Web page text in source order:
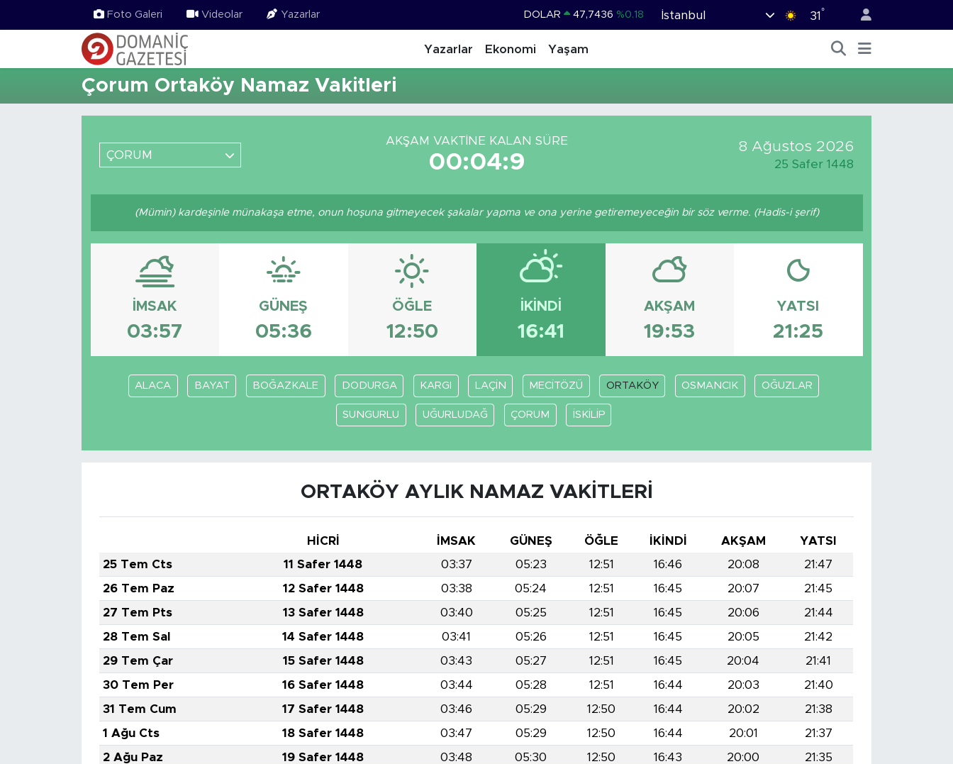
Foto Galeri Videolar Yazarlar DOLAR 47,7436 %0.18
STERLİN 64,4811 %0.38
BİST100 13.779 %-14
BITCOIN 64.944,08
İstanbul 31 °
Yazarlar Ekonomi Yaşam
Çorum Ortaköy Namaz Vakitleri
ÇORUM
AKŞAM VAKTINE KALAN SÜRE
00:04:9
8 Ağustos 2026
25 Safer 1448
(Mümin) kardeşinle münakaşa etme, onun hoşuna gitmeyecek şakalar yapma ve ona yerine getiremeyeceğin bir söz verme. (Hadis-i şerif)
İMSAK
03:57
GÜNEŞ
05:36
ÖĞLE
12:50
İKINDI
16:41
AKŞAM
19:53
YATSI
21:25
ALACA BAYAT BOĞAZKALE DODURGA KARGI LAÇİN MECİTÖZÜ ORTAKÖY OSMANCIK OĞUZLAR
SUNGURLU UĞURLUDAĞ ÇORUM İSKİLİP
ORTAKÖY AYLIK NAMAZ VAKITLERI
HİCRİ İMSAK GÜNEŞ ÖĞLE İKINDI AKŞAM
YATSI
25 Tem Cts
11 Safer 1448 03:37 05:23 12:51 16:46 20:08
21:47
26 Tem Paz
12 Safer 1448 03:38 05:24 12:51 16:45 20:07
21:45
27 Tem Pts
13 Safer 1448 03:40 05:25 12:51 16:45 20:06
21:44
28 Tem Sal
14 Safer 1448 03:41 05:26 12:51 16:45 20:05
21:42
29 Tem Çar
15 Safer 1448 03:43 05:27 12:51 16:45 20:04
21:41
30 Tem Per
16 Safer 1448 03:44 05:28 12:51 16:44 20:03
21:40
31 Tem Cum
17 Safer 1448 03:46 05:29 12:50 16:44 20:02
21:38
1 Ağu Cts
18 Safer 1448 03:47 05:29 12:50 16:44 20:01
21:37
2 Ağu Paz
19 Safer 1448 03:48 05:30 12:50 16:43 20:00
21:35